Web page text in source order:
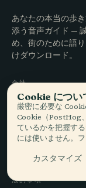
あなたの本当の歩
添う音声ガイド —
め、街のために語
けダウンロード。
会社
概要
編集プロセス
ミッション
法的事項
Cookie につい
厳密に必要な
Cookie（PostHog
ているかを把握す
には使いません。
カスタマイズ